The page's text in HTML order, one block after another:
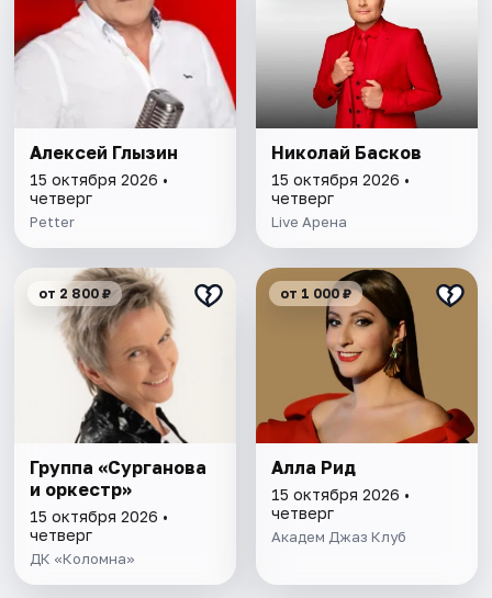
Алексей Глызин
15 октября 2026 •
четверг
Petter
Николай Басков
15 октября 2026 •
четверг
Live Арена
от 2 800 ₽
Группа «Сурганова
и оркестр»
15 октября 2026 •
четверг
ДК «Коломна»
от 1 000 ₽
Алла Рид
15 октября 2026 •
четверг
Академ Джаз Клуб